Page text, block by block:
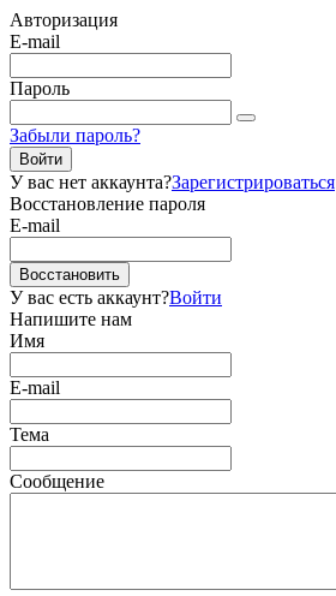
Авторизация
E-mail
Пароль
Забыли пароль?
Войти
У вас нет аккаунта?Зарегистрироваться
Восстановление пароля
E-mail
Восстановить
У вас есть аккаунт?Войти
Напишите нам
Имя
E-mail
Тема
Сообщение